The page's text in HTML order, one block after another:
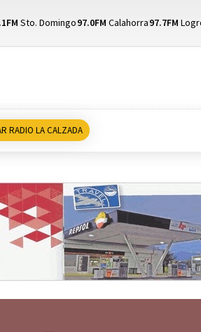
Sto. Domingo97.0FM Calahorra97.7FM
RADIO LA CALZADA